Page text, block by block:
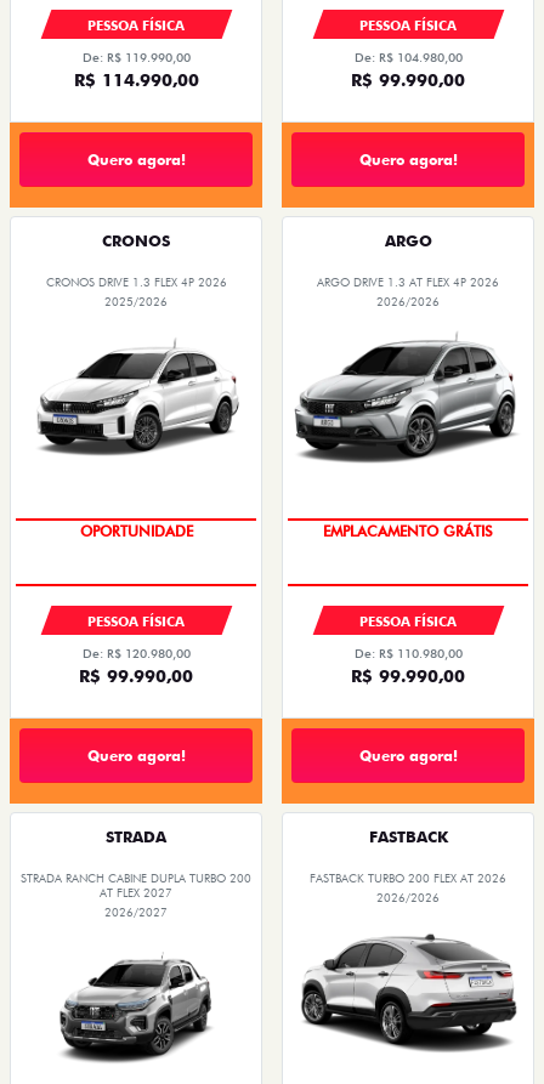
PESSOA FÍSICA
De: R$ 119.990,00
R$ 114.990,00
Quero agora!
PESSOA FÍSICA
De: R$ 104.980,00
R$ 99.990,00
Quero agora!
CRONOS
CRONOS DRIVE 1.3 FLEX 4P 2026
2025/2026
EMPLACAMENTO GRÁTIS
PESSOA FÍSICA
De: R$ 120.980,00
R$ 99.990,00
Quero agora!
ARGO
ARGO DRIVE 1.3 AT FLEX 4P 2026
2026/2026
OPORTUNIDADE
PESSOA FÍSICA
De: R$ 110.980,00
R$ 99.990,00
Quero agora!
STRADA
STRADA RANCH CABINE DUPLA TURBO 200
AT FLEX 2027
2026/2027
FASTBACK
FASTBACK TURBO 200 FLEX AT 2026
2026/2026